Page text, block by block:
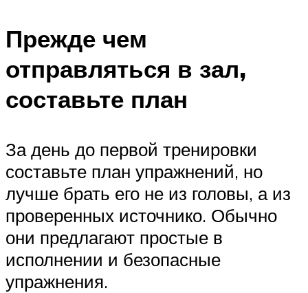
Прежде чем
отправляться в зал,
составьте план
За день до первой тренировки
составьте план упражнений, но
лучше брать его не из головы, а из
проверенных источнико. Обычно
они предлагают простые в
исполнении и безопасные
упражнения.